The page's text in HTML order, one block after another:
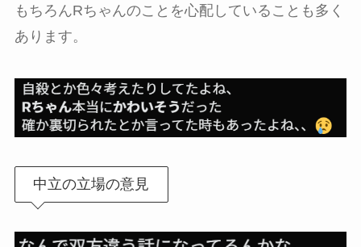
もちろんRちゃんのことを心配していることも多く
あります。
中立の立場の意見